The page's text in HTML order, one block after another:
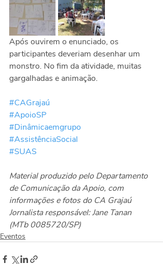
Após ouvirem o enunciado, os
participantes deveriam desenhar um
monstro. No fim da atividade, muitas
gargalhadas e animação.
#CAGrajaú
#ApoioSP
#Dinâmicaemgrupo
#AssistênciaSocial
#SUAS
Material produzido pelo Departamento
de Comunicação da Apoio, com
informações e fotos do CA Grajaú
Jornalista responsável: Jane Tanan
(MTb 0085720/SP)
Eventos